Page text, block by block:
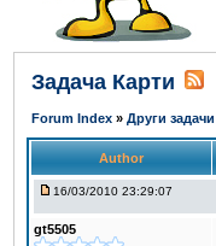
Задача Карти
Forum Index » Други задачи
Author
16/03/2010 23:29:07
gt5505